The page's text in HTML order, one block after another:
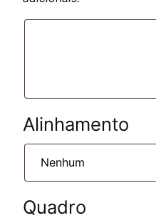
Alinhamento
Quadro